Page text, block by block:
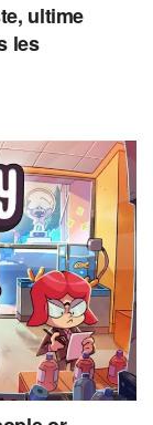
ultime
les